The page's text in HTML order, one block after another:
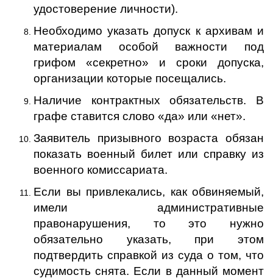
удостоверение личности).
Необходимо указать допуск к архивам и
материалам особой важности под
грифом «секретно» и сроки допуска,
организации которые посещались.
Наличие контрактных обязательств. В
графе ставится слово «да» или «нет».
Заявитель призывного возраста обязан
показать военный билет или справку из
военного комиссариата.
Если вы привлекались, как обвиняемый,
имели административные
правонарушения, то это нужно
обязательно указать, при этом
подтвердить справкой из суда о том, что
судимость снята. Если в данный момент